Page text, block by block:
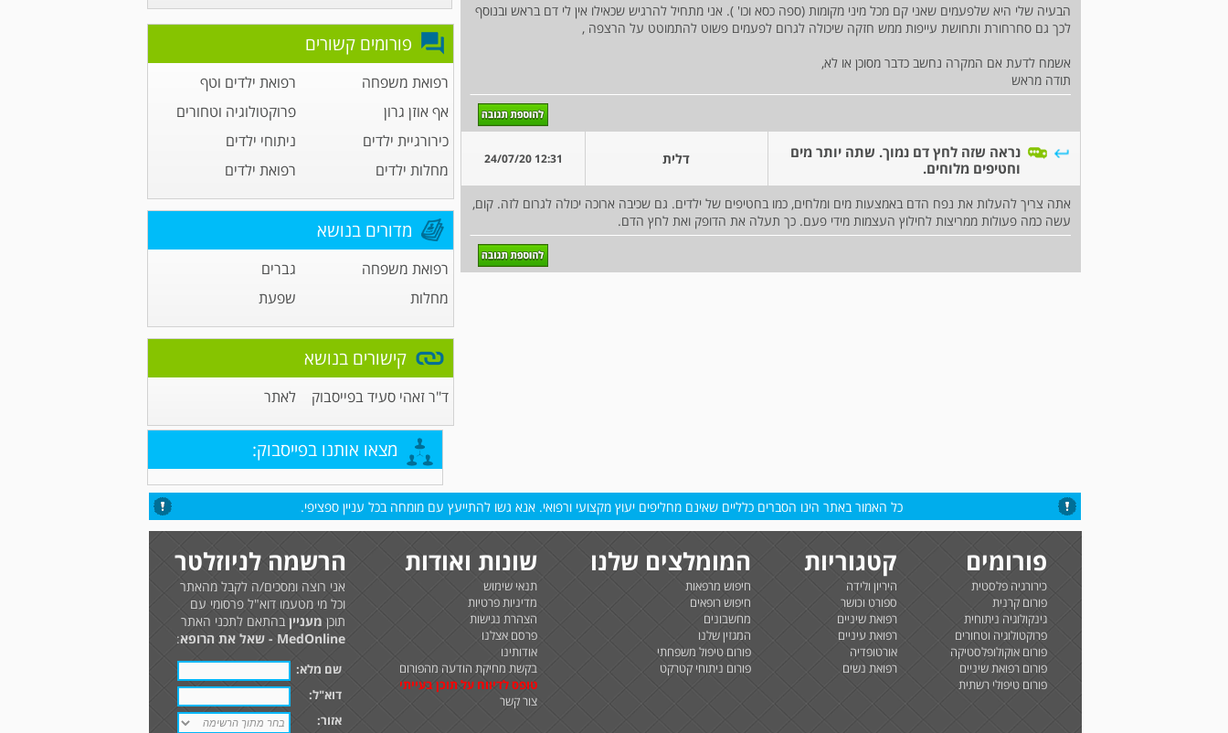
הבעיה שלי היא שלפעמים שאני קם מכל מיני מקומות (ספה כסא וכו' ). אני מתחיל להרגיש שכאילו אין לי דם בראש ובנוסף
לכך גם סחרחורת ותחושת עייפות ממש חזקה שיכולה לגרום לפעמים פשוט להתמוטט על הרצפה ,
אשמח לדעת אם המקרה נחשב כדבר מסוכן או לא,
תודה מראש
נראה שזה לחץ דם נמוך. שתה יותר מים
וחטיפים מלוחים.
דלית 12:31 24/07/20
אתה צריך להעלות את נפח הדם באמצעות מים ומלחים, כמו בחטיפים של ילדים. גם שכיבה ארוכה יכולה לגרום לזה. קום,
עשה כמה פעולות ממריצות לחילוץ העצמות מידי פעם. כך תעלה את הדופק ואת לחץ הדם.
פורומים קשורים
רפואת משפחה
רפואת ילדים וטף
אף אוזן גרון
פרוקטולוגיה וטחורים
כירורגיית ילדים
ניתוחי ילדים
מחלות ילדים
רפואת ילדים
מדורים בנושא
רפואת משפחה
גברים
מחלות
שפעת
קישורים בנושא
ד"ר זאהי סעיד בפייסבוק לאתר
מצאו אותנו בפייסבוק:
כל האמור באתר הינו הסברים כלליים שאינם מחליפים יעוץ מקצועי ורפואי. אנא גשו להתייעץ עם מומחה בכל עניין ספציפי.
פורומים
כירורגיה פלסטית
פורום קרנית
גינקולוגיה ניתוחית
פרוקטולוגיה וטחורים
פורום אוקולופלסטיקה
פורום רפואת שיניים
פורום טיפולי רשתית
קטגוריות
היריון ולידה
ספורט וכושר
רפואת שיניים
רפואת עיניים
אורטופדיה
רפואת נשים
המומלצים שלנו
חיפוש מרפאות
חיפוש רופאים
מחשבונים
המגזין שלנו
פורום טיפול משפחתי
פורום ניתוחי קטרקט
שונות ואודות
תנאי שימוש
מדיניות פרטיות
הצהרת נגישות
פרסם אצלנו
אודותינו
בקשת מחיקת הודעה מהפורום
טופס לדיווח על תוכן בעייתי
צור קשר
הרשמה לניוזלטר
אני רוצה ומסכים/ה לקבל מהאתר
וכל מי מטעמו דוא"ל פרסומי עם
תוכן מענייןבהתאם לתכני האתר
MedOnline - שאל את הרופא
:
שם מלא:
דוא"ל:
אזור: